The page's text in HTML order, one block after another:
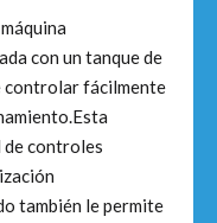
con un tanque de
controlar fácilmente
de controles
también le permite